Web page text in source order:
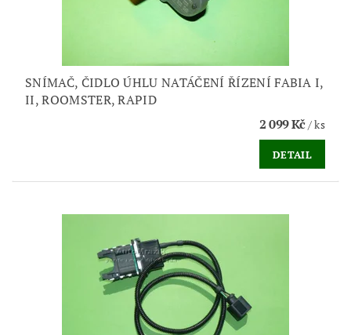
SNÍMAČ, ČIDLO ÚHLU NATÁČENÍ ŘÍZENÍ FABIA I,
II, ROOMSTER, RAPID
2 099 Kč/ ks
DETAIL